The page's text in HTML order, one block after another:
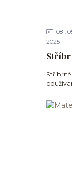
08
2025